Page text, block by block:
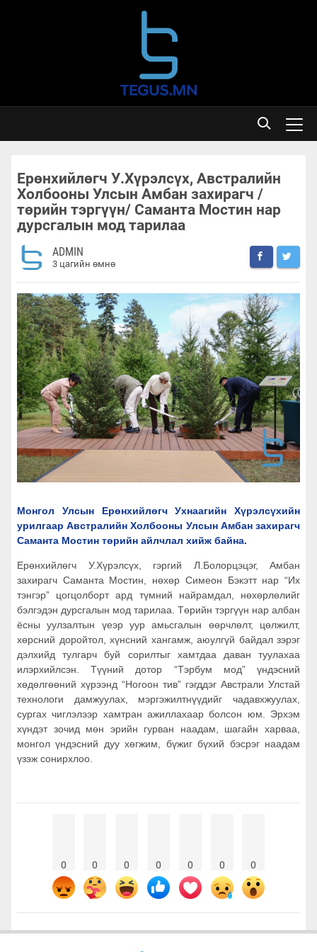
Ерөнхийлөгч У.Хүрэлсүх, Австралийн
Холбооны Улсын Амбан захирагч /
төрийн тэргүүн/ Саманта Мостин нар
дурсгалын мод тарилаа
ADMIN
3 цагийн өмнө
Монгол Улсын Ерөнхийлөгч Ухнаагийн Хүрэлсүхийн
урилгаар Австралийн Холбооны Улсын Амбан захирагч
Саманта Мостин төрийн айлчлал хийж байна.
Ерөнхийлөгч У.Хүрэлсүх, гэргий Л.Болорцэцэг, Амбан
захирагч Саманта Мостин, нөхөр Симеон Бэкэтт нар “Их
тэнгэр” цогцолборт ард түмний найрамдал, нөхөрлөлийг
бэлгэдэн дурсгалын мод тарилаа. Төрийн тэргүүн нар албан
ёсны уулзалтын үеэр уур амьсгалын өөрчлөлт, цөлжилт,
хөрсний доройтол, хүнсний хангамж, аюулгүй байдал зэрэг
дэлхийд тулгарч буй сорилтыг хамтдаа даван туулахаа
илэрхийлсэн. Түүний дотор “Тэрбум мод” үндэсний
хөдөлгөөний хүрээнд “Ногоон тив” гэгддэг Австрали Улстай
технологи дамжуулах, мэргэжилтнүүдийг чадавхжуулах,
сургах чиглэлээр хамтран ажиллахаар болсон юм. Эрхэм
хүндэт зочид мөн эрийн гурван наадам, шагайн харваа,
монгол үндэсний дуу хөгжим, бүжиг бүхий бэсрэг наадам
үзэж сонирхлоо.
0 0 0 0 0 0 0